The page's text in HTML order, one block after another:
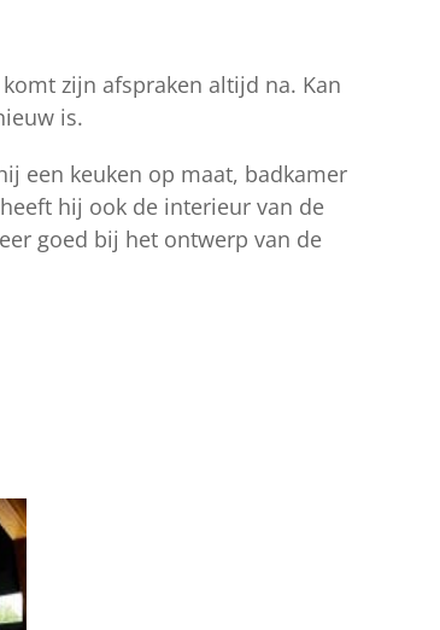
zijn afspraken altijd na. Kan
is.
een keuken op maat, badkamer
hij ook de interieur van de
goed bij het ontwerp van de